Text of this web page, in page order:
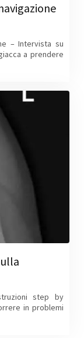
– Intervista su
a prendere
step by
in problemi